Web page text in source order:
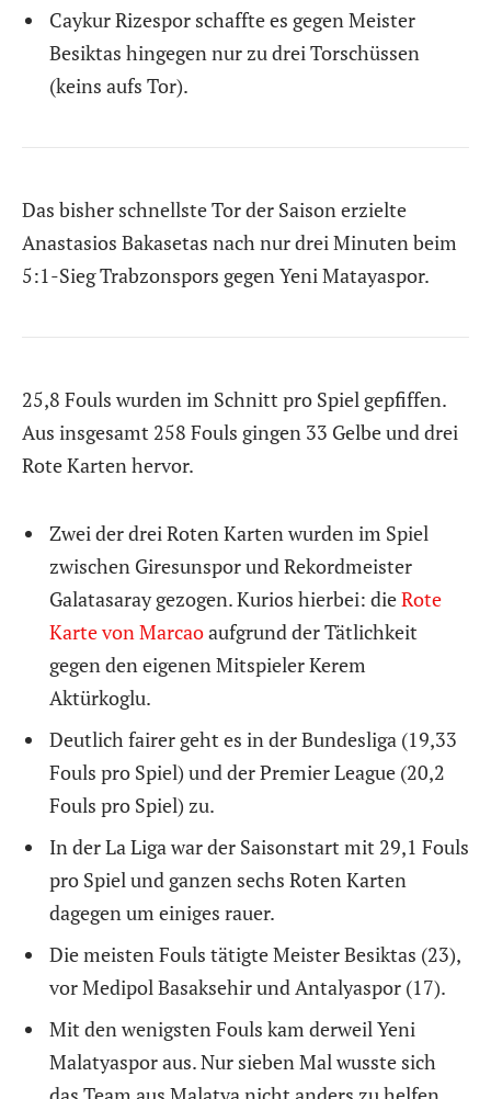
Caykur Rizespor schaffte es gegen Meister
Besiktas hingegen nur zu drei Torschüssen
(keins aufs Tor).
Das bisher schnellste Tor der Saison erzielte
Anastasios Bakasetas nach nur drei Minuten beim
5:1-Sieg Trabzonspors gegen Yeni Matayaspor.
25,8 Fouls wurden im Schnitt pro Spiel gepfiffen.
Aus insgesamt 258 Fouls gingen 33 Gelbe und drei
Rote Karten hervor.
Zwei der drei Roten Karten wurden im Spiel
zwischen Giresunspor und Rekordmeister
Galatasaray gezogen. Kurios hierbei: dieRote
Karte von Marcaoaufgrund der Tätlichkeit
gegen den eigenen Mitspieler Kerem
Aktürkoglu.
Deutlich fairer geht es in der Bundesliga (19,33
Fouls pro Spiel) und der Premier League (20,2
Fouls pro Spiel) zu.
In der La Liga war der Saisonstart mit 29,1 Fouls
pro Spiel und ganzen sechs Roten Karten
dagegen um einiges rauer.
Die meisten Fouls tätigte Meister Besiktas (23),
vor Medipol Basaksehir und Antalyaspor (17).
Mit den wenigsten Fouls kam derweil Yeni
Malatyaspor aus. Nur sieben Mal wusste sich